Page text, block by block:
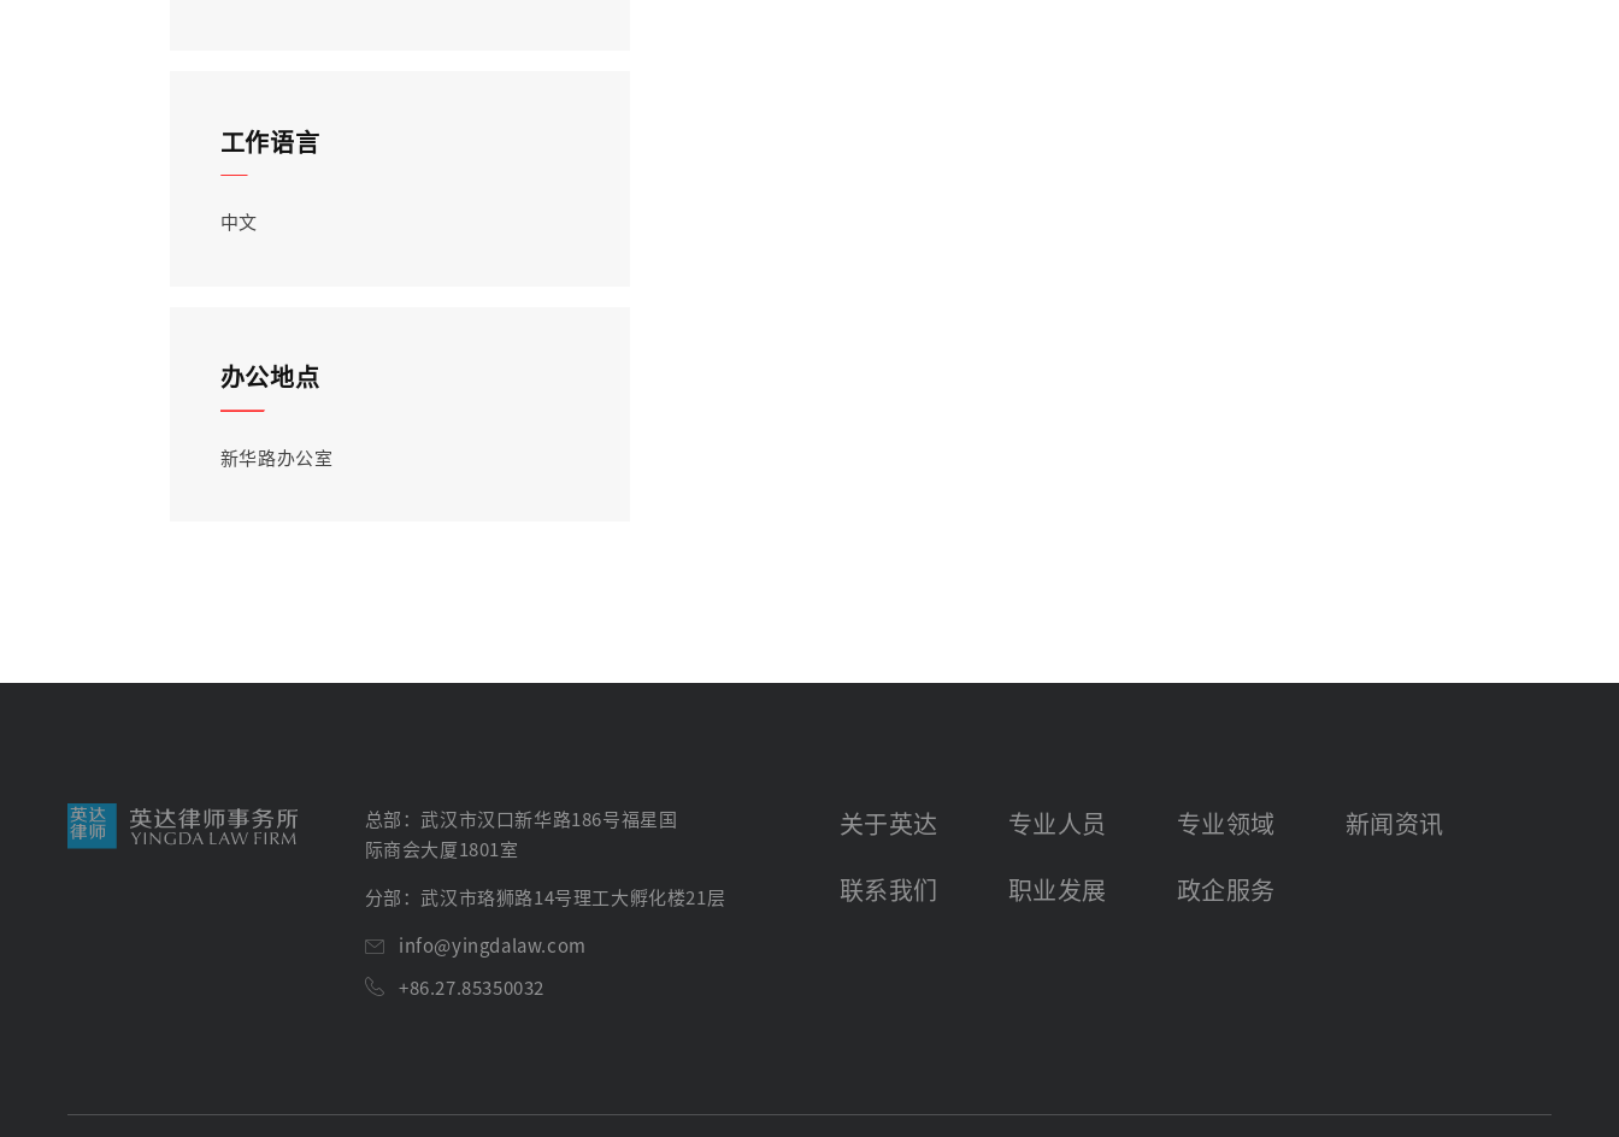
工作语言
中文
办公地点
新华路办公室
总部：武汉市汉口新华路186号福星国
际商会大厦1801室
分部：武汉市珞狮路14号理工大孵化楼21层
info@yingdalaw.com
+86.27.85350032
关于英达 专业人员 专业领域
新闻资讯
联系我们
职业发展 政企服务